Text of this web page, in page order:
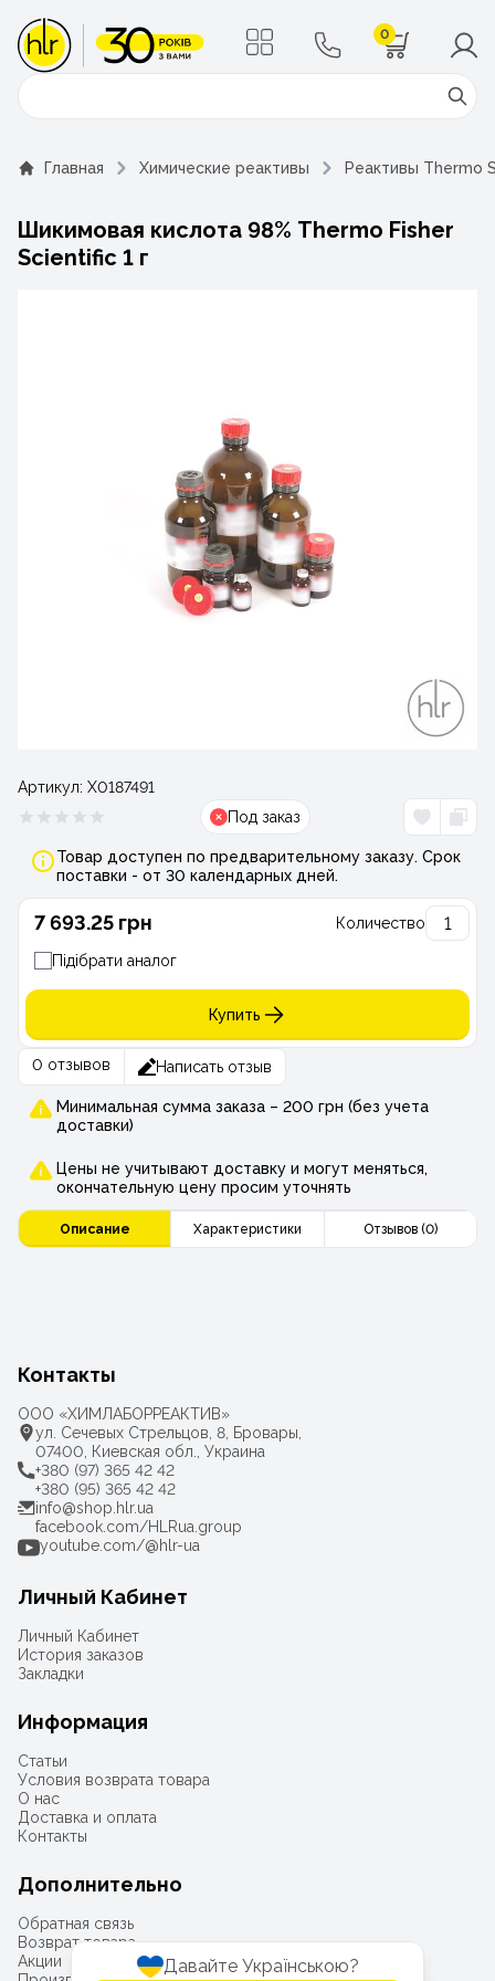
0
Давайте Українською?
Поиск
Главная Химические реактивы Реактивы Thermo
Шикимовая кислота 98% Thermo Fisher
Scientific 1 г
Артикул: Х0187491
Под заказ
Товар доступен по предварительному заказу. Срок
поставки - от 30 календарных дней.
7 693.25 грн Количество
Підібрати аналог
Купить
0 отзывов Написать отзыв
Минимальная сумма заказа – 200 грн (без учета
доставки)
Цены не учитывают доставку и могут меняться,
окончательную цену просим уточнять
Описание Характеристики Отзывов (0)
Контакты
ООО «ХИМЛАБОРРЕАКТИВ»
ул. Сечевых Стрельцов, 8, Бровары,
07400, Киевская обл., Украина
+380 (97) 365 42 42
+380 (95) 365 42 42
info@shop.hlr.ua
facebook.com/HLRua.group
youtube.com/@hlr-ua
Личный Кабинет
Личный Кабинет
История заказов
Закладки
Информация
Статьи
Условия возврата товара
О нас
Доставка и оплата
Контакты
Дополнительно
Обратная связь
Возврат товара
Акции